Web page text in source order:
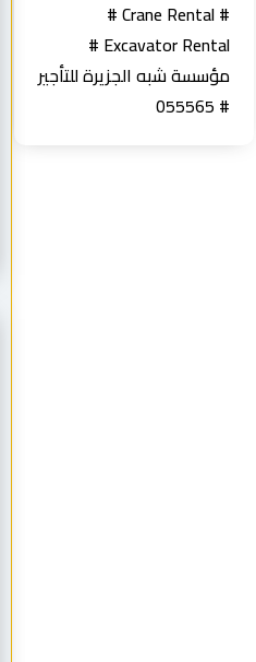
# Crane Rental
Excavator Rental #
شبه الجزيرة للتأجير